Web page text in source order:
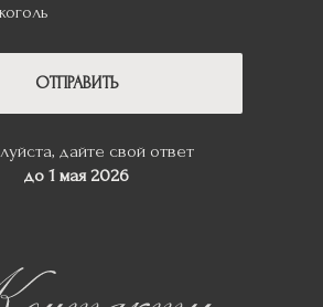
дайте свой ответ
до 1 мая 2026
ОТПРАВИТЬ